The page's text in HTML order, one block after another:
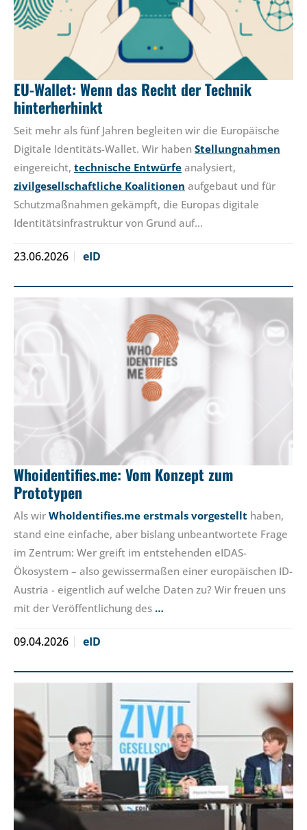
EU-Wallet: Wenn das Recht der Technik
hinterherhinkt
Seit mehr als fünf Jahren begleiten wir die Europäische
Digitale Identitäts-Wallet. Wir haben Stellungnahmen
eingereicht, technische Entwürfe analysiert,
zivilgesellschaftliche Koalitionen aufgebaut und für
Schutzmaßnahmen gekämpft, die Europas digitale
Identitätsinfrastruktur von Grund auf…
23.06.2026 eID
Whoidentifies.me: Vom Konzept zum
Prototypen
Als wir WhoIdentifies.me erstmals vorgestellt haben,
stand eine einfache, aber bislang unbeantwortete Frage
im Zentrum: Wer greift im entstehenden eIDAS-
Ökosystem – also gewissermaßen einer europäischen ID-
Austria - eigentlich auf welche Daten zu? Wir freuen uns
mit der Veröffentlichung des …
09.04.2026 eID